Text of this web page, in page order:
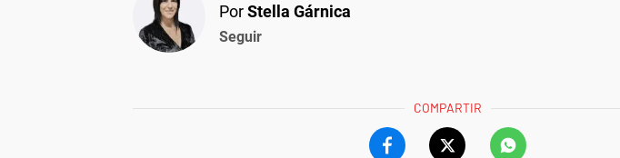
PorStella Gárnica
Seguir
COMPARTIR